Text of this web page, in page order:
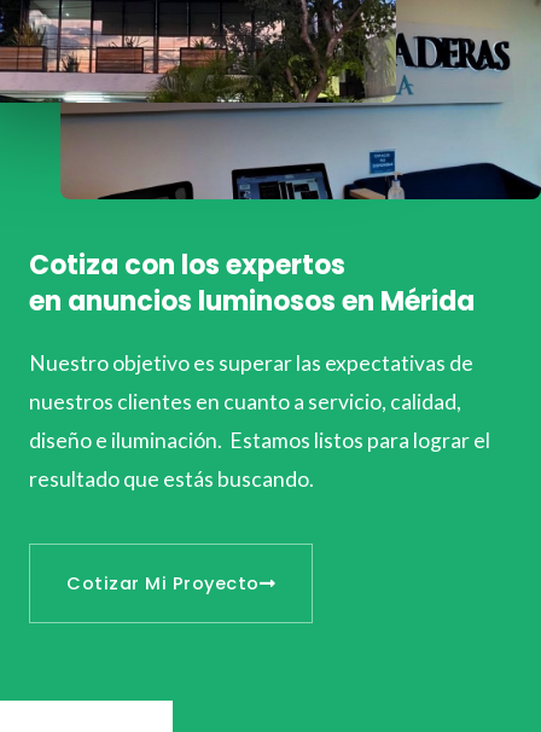
Cotiza con los expertos
en anuncios luminosos en Mérida
Nuestro objetivo es superar las expectativas de
nuestros clientes en cuanto a servicio, calidad,
diseño e iluminación. Estamos listos para lograr el
resultado que estás buscando.
Cotizar Mi Proyecto